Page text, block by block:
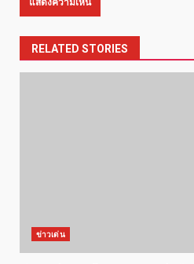
RELATED STORIES
ข่าวเด่น